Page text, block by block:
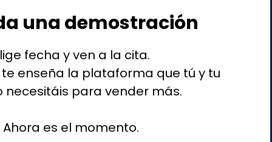
una demostración
fecha y ven a la cita.
te enseña la plataforma que tú y tu
necesitáis para vender más.
Ahora es el momento.